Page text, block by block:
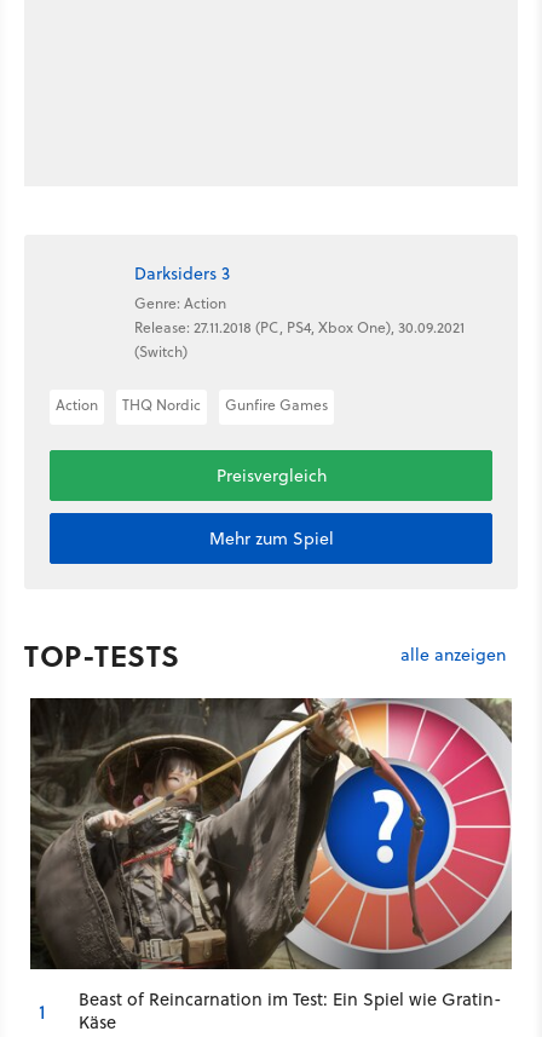
Darksiders 3
Genre: Action
Release: 27.11.2018 (PC, PS4, Xbox One), 30.09.2021
(Switch)
Action THQ Nordic Gunfire Games
Preisvergleich
Mehr zum Spiel
TOP-TESTS alle anzeigen
1
Beast of Reincarnation im Test: Ein Spiel wie Gratin-
Käse